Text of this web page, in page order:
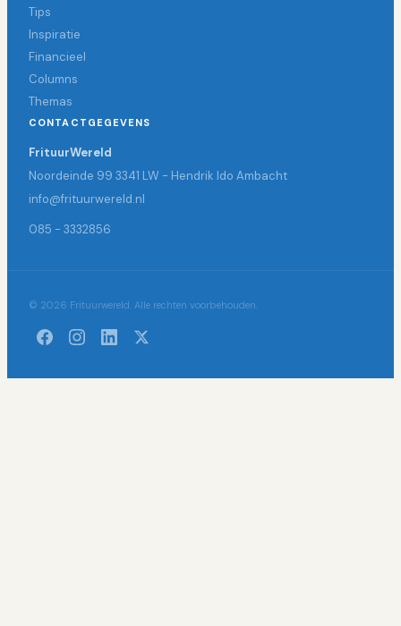
Tips
Inspiratie
Financieel
Columns
Themas
CONTACTGEGEVENS
FrituurWereld
Noordeinde 99 3341 LW - Hendrik Ido Ambacht
info@frituurwereld.nl
085 - 3332856
© 2026 Frituurwereld. Alle rechten voorbehouden.